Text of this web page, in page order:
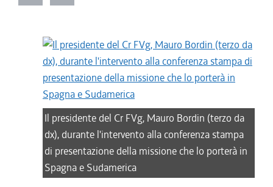
Il presidente del Cr FVg, Mauro Bordin (terzo da
dx), durante l'intervento alla conferenza stampa
di presentazione della missione che lo porterà in
Spagna e Sudamerica